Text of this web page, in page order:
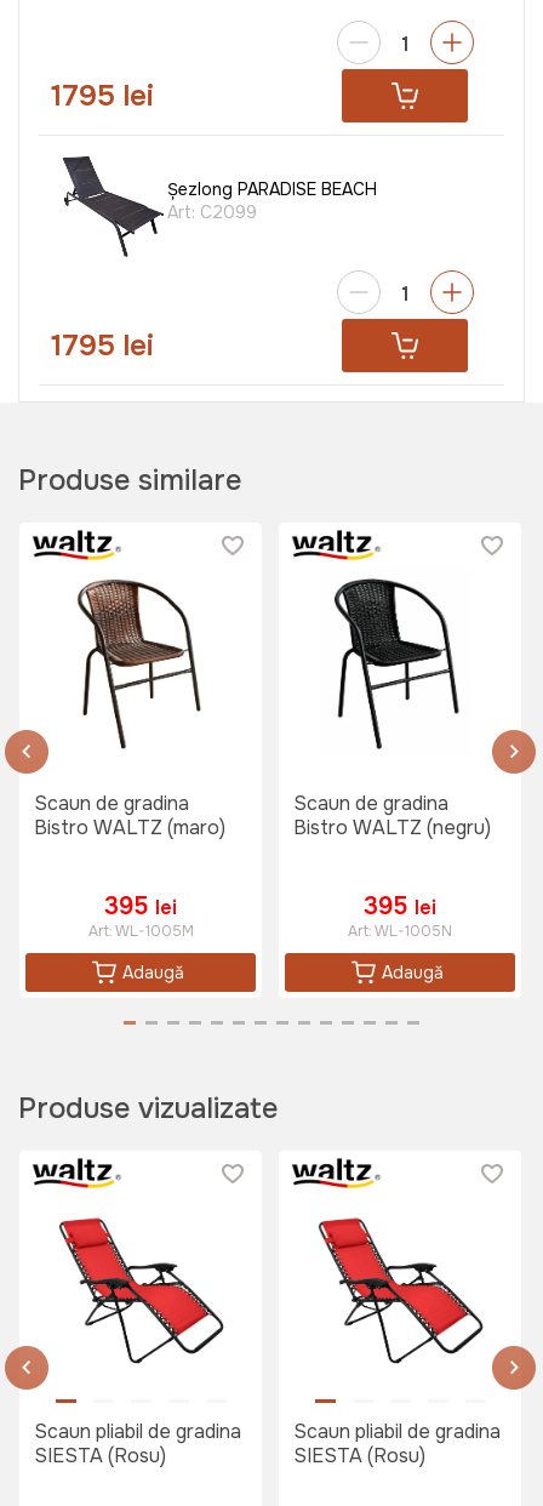
1795 lei
Șezlong PARADISE BEACH
Art: C2099
1795 lei
Art:H1005
1995 lei
Sezlong KATSIKI Gri inchis
Art:C2037G
1999 lei
Produse similare
Scaun de gradina
Bistro WALTZ (maro)
395 lei
Art:WL-1005M
Adaugă
Scaun de gradina
Bistro WALTZ (negru)
395 lei
Art:WL-1005N
Adaugă
Produse vizualizate
Scaun pliabil de gradina
SIESTA (Rosu)
Scaun pliabil de gradina
SIESTA (Rosu)